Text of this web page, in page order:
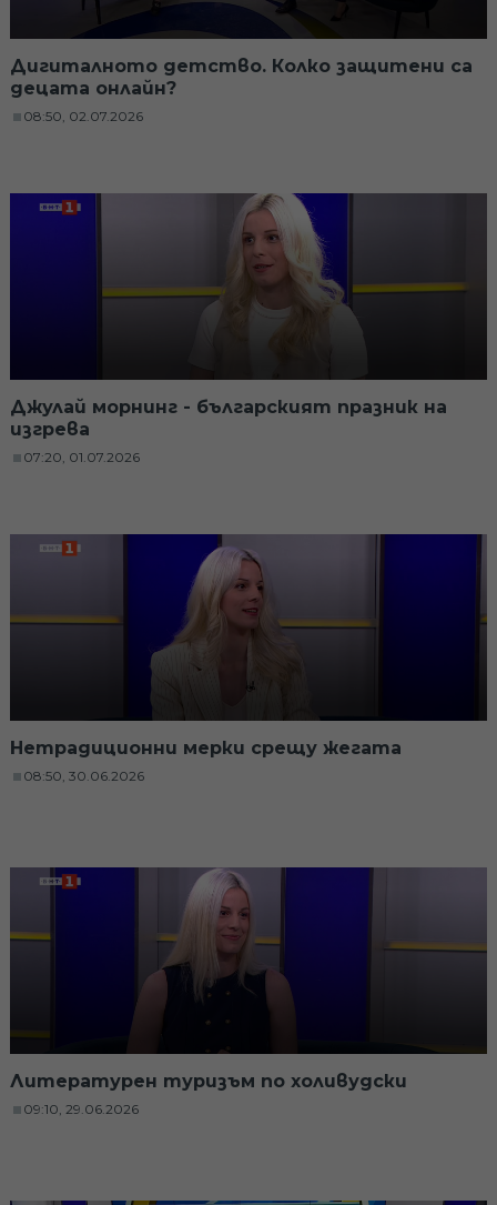
Дигиталното детство. Колко защитени са
децата онлайн?
08:50, 02.07.2026
Джулай морнинг - българският празник на
изгрева
07:20, 01.07.2026
Нетрадиционни мерки срещу жегата
08:50, 30.06.2026
Литературен туризъм по холивудски
09:10, 29.06.2026